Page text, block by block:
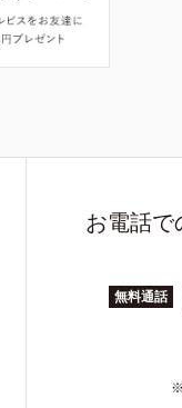
お電話で
無料通話